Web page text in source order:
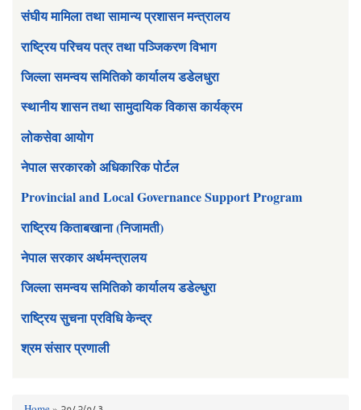
संघीय मामिला तथा सामान्य प्रशासन मन्त्रालय
राष्ट्रिय परिचय पत्र तथा पञ्जिकरण विभाग
जिल्ला समन्वय समितिको कार्यालय डडेलधुरा
स्थानीय शासन तथा सामुदायिक विकास कार्यक्रम
लोकसेवा आयोग
नेपाल सरकारको अधिकारिक पोर्टल
Provincial and Local Governance Support Program
राष्ट्रिय किताबखाना (निजामती)
नेपाल सरकार अर्थमन्त्रालय
जिल्ला समन्वय समितिको कार्यालय डडेल्धुरा
राष्ट्रिय सुचना प्रविधि केन्द्र
श्रम संसार प्रणाली